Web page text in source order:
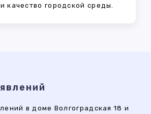
качество городской среды.
в доме Волгоградская 18 и